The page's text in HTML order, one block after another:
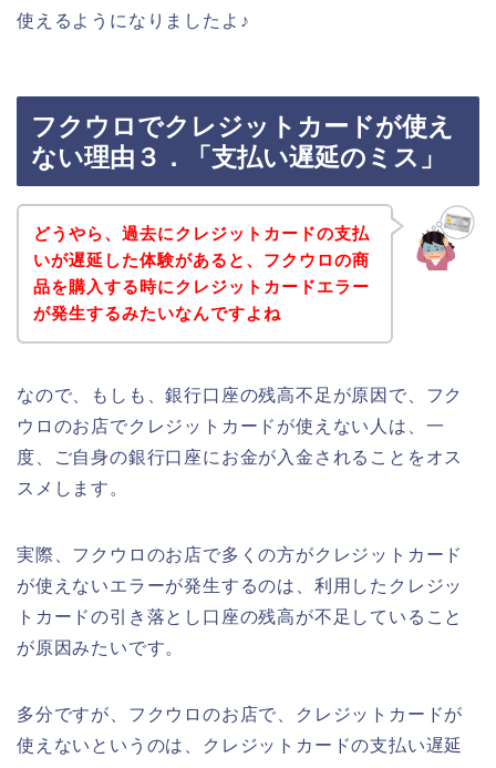
使えるようになりましたよ♪
フクウロでクレジットカードが使え
ない理由３．「支払い遅延のミス」
どうやら、過去にクレジットカードの支払
いが遅延した体験があると、フクウロの商
品を購入する時にクレジットカードエラー
が発生するみたいなんですよね
なので、もしも、銀行口座の残高不足が原因で、フク
ウロのお店でクレジットカードが使えない人は、一
度、ご自身の銀行口座にお金が入金されることをオス
スメします。
実際、フクウロのお店で多くの方がクレジットカード
が使えないエラーが発生するのは、利用したクレジッ
トカードの引き落とし口座の残高が不足していること
が原因みたいです。
多分ですが、フクウロのお店で、クレジットカードが
使えないというのは、クレジットカードの支払い遅延